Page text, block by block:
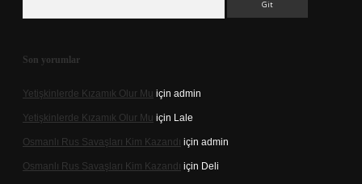
Son yorumlar
Yetişkinlerde Kızamık Olur Mu için admin
Yetişkinlerde Kızamık Olur Mu için Lale
Osmanlı Rus Savaşları Kim Kazandı için admin
Osmanlı Rus Savaşları Kim Kazandı için Deli